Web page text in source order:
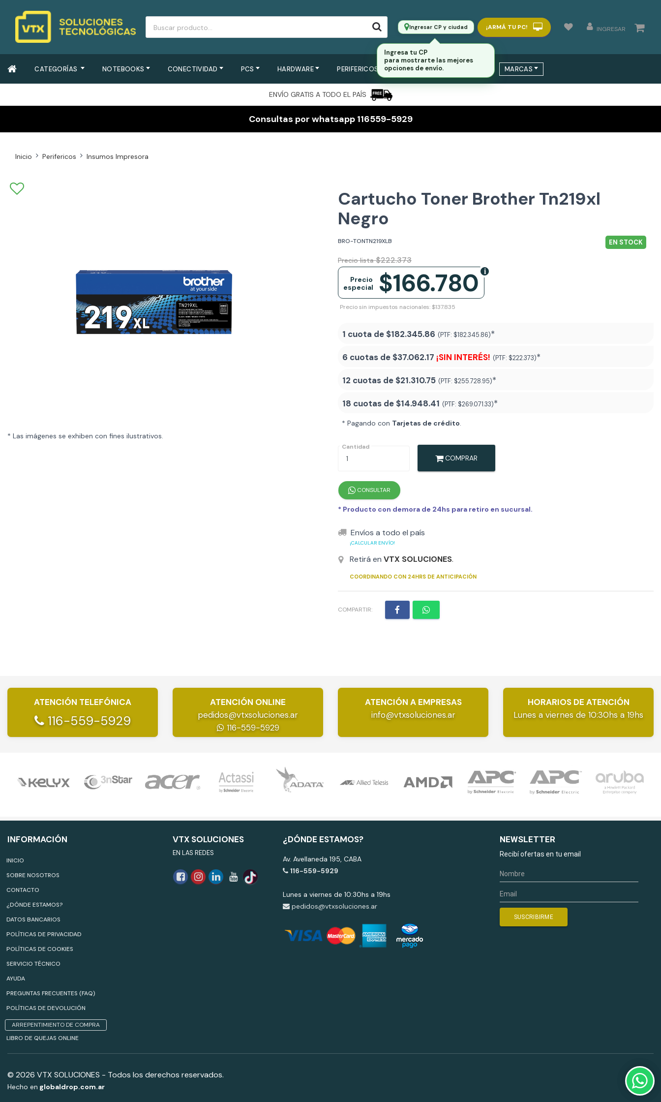
Ingresar CP y ciudad ¡ARMÁ TU PC! INGRESAR
CATEGORÍAS NOTEBOOKS CONECTIVIDAD PCS HARDWARE PERIFERICOS SERVIDORES / SWITCHS MARCAS
ENVÍO GRATIS A TODO EL PAÍS
Consultas por whatsapp 116559-5929
Inicio Perifericos Insumos Impresora
* Las imágenes se exhiben con fines ilustrativos.
Cartucho Toner Brother Tn219xl
Negro
BRO-TONTN219XLB EN STOCK
Precio lista $222.373
$166.780
Precio
especial
Precio sin impuestos nacionales: $137.835
1 cuota de $182.345.86 (PTF: $182.345.86)*
6 cuotas de $37.062.17 ¡SIN INTERÉS! (PTF: $222.373)*
12 cuotas de $21.310.75 (PTF: $255.728.95)*
18 cuotas de $14.948.41 (PTF: $269.071.33)*
* Pagando con Tarjetas de crédito.
Cantidad
COMPRAR
CONSULTAR
* Producto con demora de 24hs para retiro en sucursal.
Envíos a todo el país
¡CALCULAR ENVÍO!
Retirá en VTX SOLUCIONES.
COORDINANDO CON 24HRS DE ANTICIPACIÓN
COMPARTIR:
ATENCIÓN TELEFÓNICA
116-559-5929
ATENCIÓN ONLINE
pedidos@vtxsoluciones.ar
116-559-5929
ATENCIÓN A EMPRESAS
info@vtxsoluciones.ar
HORARIOS DE ATENCIÓN
Lunes a viernes de 10:30hs a 19hs
INFORMACIÓN
INICIO
SOBRE NOSOTROS
CONTACTO
¿DÓNDE ESTAMOS?
DATOS BANCARIOS
POLÍTICAS DE PRIVACIDAD
POLÍTICAS DE COOKIES
SERVICIO TÉCNICO
AYUDA
PREGUNTAS FRECUENTES (FAQ)
POLÍTICAS DE DEVOLUCIÓN
ARREPENTIMIENTO DE COMPRA
LIBRO DE QUEJAS ONLINE
VTX SOLUCIONES
EN LAS REDES
¿DÓNDE ESTAMOS?
Av. Avellaneda 195, CABA
116-559-5929
Lunes a viernes de 10:30hs a 19hs
pedidos@vtxsoluciones.ar
NEWSLETTER
Recibí ofertas en tu email
© 2026 VTX SOLUCIONES - Todos los derechos reservados.
Hecho en globaldrop.com.ar
Ingresa tu CP
para mostrarte las mejores
opciones de envío.